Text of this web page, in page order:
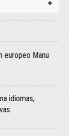
europeo Manu
idiomas,